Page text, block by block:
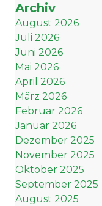
Archiv
August 2026
Juli 2026
Juni 2026
Mai 2026
April 2026
März 2026
Februar 2026
Januar 2026
Dezember 2025
November 2025
Oktober 2025
September 2025
August 2025